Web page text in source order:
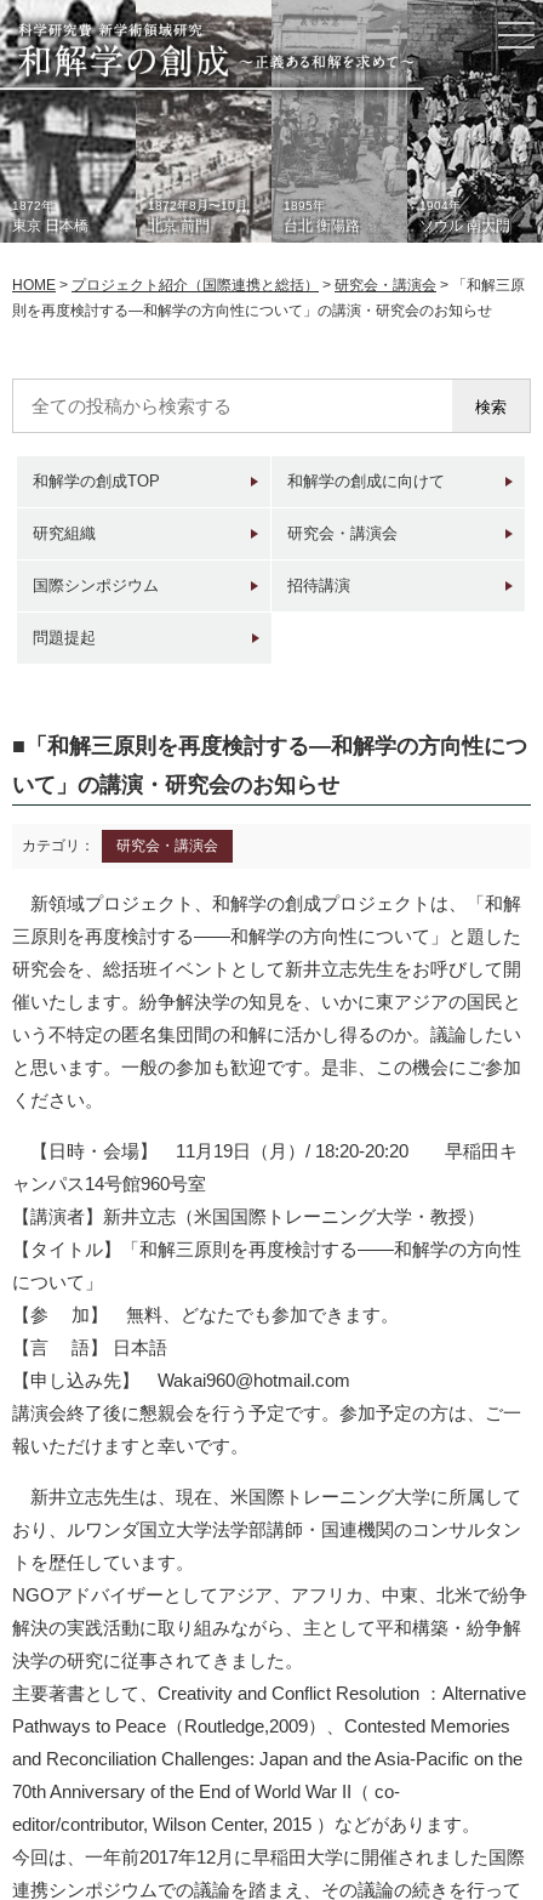
1872年
東京 日本橋
2017年
1872年
東京 日本橋
1872年8月〜10月
北京 前門
1930年代
1872年8月〜10月
北京 前門
1895年
台北 衡陽路
現在
1904年
ソウル 南大門
1940年代初
HOME > プロジェクト紹介（国際連携と総括） > 研究会・講演会 >
「和解三原
則を再度検討する―和解学の方向性について」の講演・研究会のお知らせ
和解学の創成TOP 和解学の創成に向けて
研究組織 研究会・講演会
国際シンポジウム 招待講演
問題提起
「和解三原則を再度検討する―和解学の方向性につ
いて」の講演・研究会のお知らせ
カテゴリ： 研究会・講演会
新領域プロジェクト、和解学の創成プロジェクトは、「和解
三原則を再度検討する――和解学の方向性について」と題した
研究会を、総括班イベントとして新井立志先生をお呼びして開
催いたします。紛争解決学の知見を、いかに東アジアの国民と
いう不特定の匿名集団間の和解に活かし得るのか。議論したい
と思います。一般の参加も歓迎です。是非、この機会にご参加
ください。
【日時・会場】 11月19日（月）/ 18:20-20:20 早稲田キ
ャンパス14号館960号室
【講演者】新井立志（米国国際トレーニング大学・教授）
【タイトル】「和解三原則を再度検討する――和解学の方向性
について」
【参 加】 無料、どなたでも参加できます。
【言 語】 日本語
【申し込み先】 Wakai960@hotmail.com
講演会終了後に懇親会を行う予定です。参加予定の方は、ご一
報いただけますと幸いです。
新井立志先生は、現在、米国際トレーニング大学に所属して
おり、ルワンダ国立大学法学部講師・国連機関のコンサルタン
トを歴任しています。
NGOアドバイザーとしてアジア、アフリカ、中東、北米で紛争
解決の実践活動に取り組みながら、主として平和構築・紛争解
決学の研究に従事されてきました。
主要著書として、Creativity and Conflict Resolution ：Alternative
Pathways to Peace（Routledge,2009）、Contested Memories
and Reconciliation Challenges: Japan and the Asia-Pacific on the
70th Anniversary of the End of World War II（ co-
editor/contributor, Wilson Center, 2015 ）などがあります。
今回は、一年前2017年12月に早稲田大学に開催されました国際
連携シンポジウムでの議論を踏まえ、その議論の続きを行って